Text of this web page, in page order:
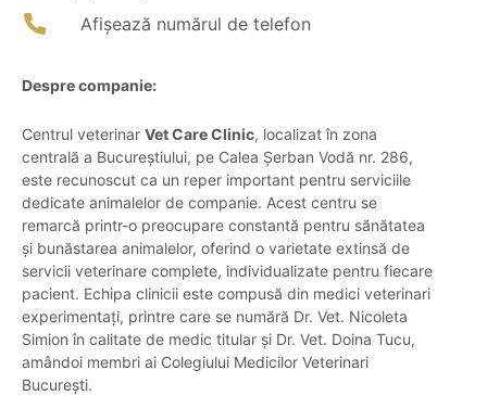
Afișează numărul de telefon
Despre companie:
Centrul veterinar Vet Care Clinic, localizat în zona
centrală a Bucureștiului, pe Calea Șerban Vodă nr. 286,
este recunoscut ca un reper important pentru serviciile
dedicate animalelor de companie. Acest centru se
remarcă printr-o preocupare constantă pentru sănătatea
și bunăstarea animalelor, oferind o varietate extinsă de
servicii veterinare complete, individualizate pentru fiecare
pacient. Echipa clinicii este compusă din medici veterinari
experimentați, printre care se numără Dr. Vet. Nicoleta
Simion în calitate de medic titular și Dr. Vet. Doina Tucu,
amândoi membri ai Colegiului Medicilor Veterinari
București.